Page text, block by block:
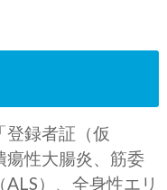
登録者証（仮
瘍性大腸炎、筋委
）、全身性エリ